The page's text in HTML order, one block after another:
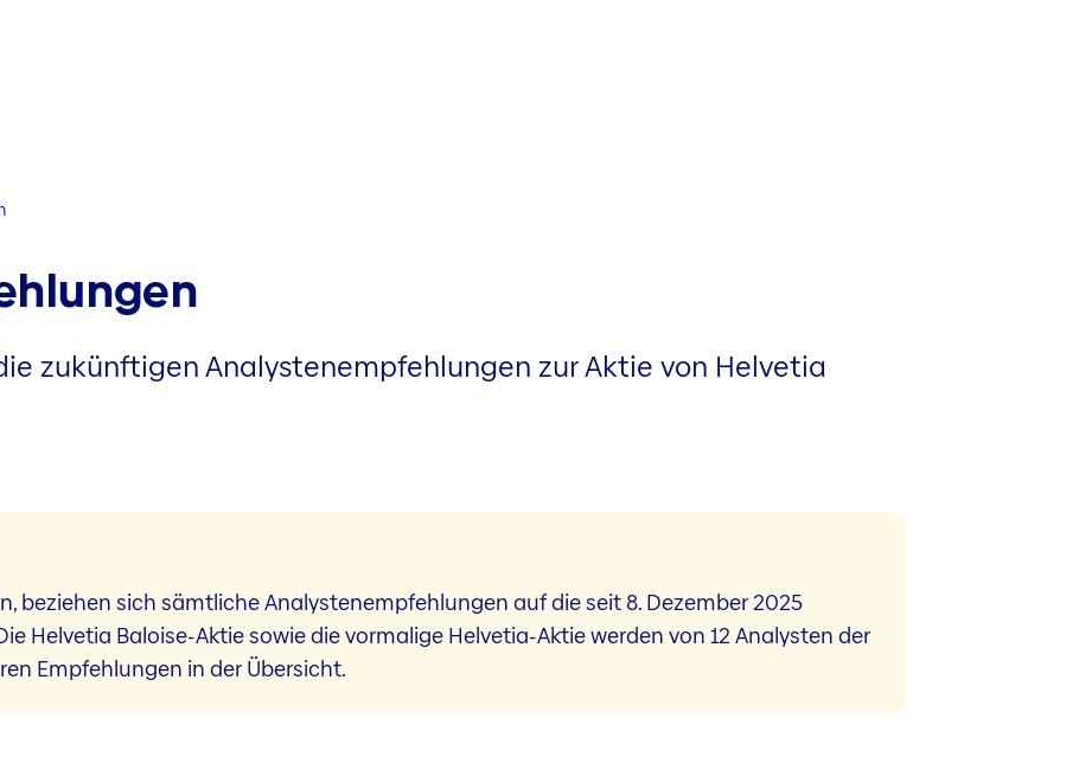
zukünftigen Analystenempfehlungen zur Aktie von Helvetia
beziehen sich sämtliche Analystenempfehlungen auf die seit 8. Dezember 2025
Helvetia Baloise-Aktie sowie die vormalige Helvetia-Aktie werden von 12 Analysten der
Empfehlungen in der Übersicht.